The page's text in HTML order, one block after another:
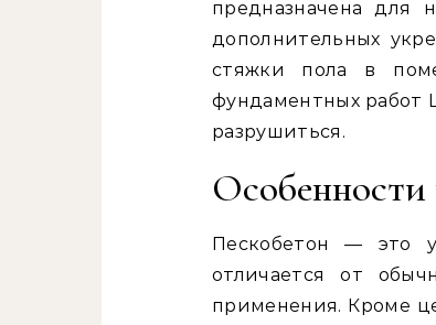
предназначена для
дополнительных
стяжки пола в
фундаментных работ
разрушиться.
Особенности
Пескобетон — это
отличается от
применения. Кроме